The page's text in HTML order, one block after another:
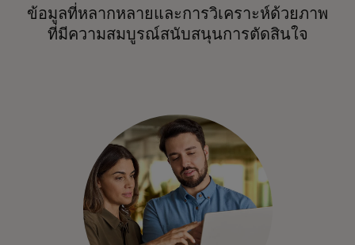
ข้อมูลที่หลากหลายและการวิเคราะห์ด้วยภาพ
ที่มีความสมบูรณ์สนับสนุนการตัดสินใจ